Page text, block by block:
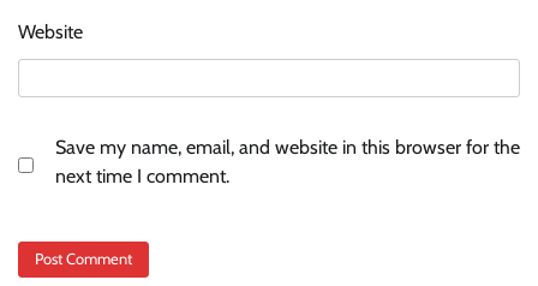
Website
Save my name, email, and website in this browser for the
next time I comment.